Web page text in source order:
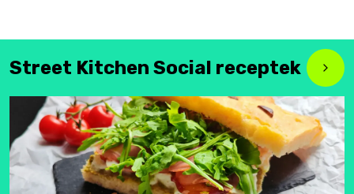
Street Kitchen Social receptek